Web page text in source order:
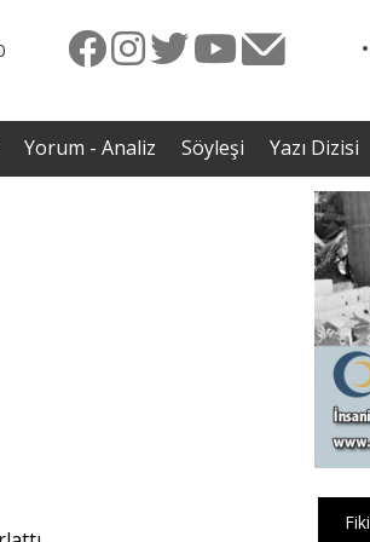
06.08.2026 • Yorum - Analiz
Hakkettiği İlgi ve Hakketmediği
İlgisizlik|Zeki Savaş
Yorum - Analiz Söyleşi Yazı Dizisi